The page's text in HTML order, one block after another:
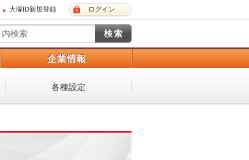
大塚ID新規登録 ログイン
企業情報
各種設定